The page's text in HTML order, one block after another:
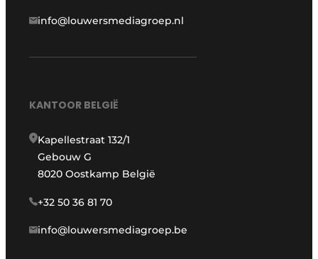
info@louwersmediagroep.nl
KANTOOR BELGIË
Kapellestraat 132/1
Gebouw G
8020 Oostkamp België
+32 50 36 81 70
info@louwersmediagroep.be